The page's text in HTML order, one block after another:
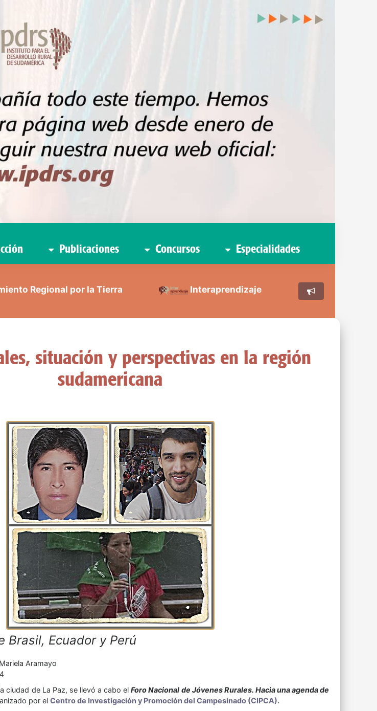
Publicaciones Concursos Especialidades
Regional por la Tierra Interaprendizaje
situación y perspectivas en la región
sudamericana
Brasil, Ecuador y Perú
Mariela Aramayo
ciudad de La Paz, se llevó a cabo elForo Nacional de Jóvenes Rurales. Hacia una agenda de
por el Centro de Investigación y Promoción del Campesinado (CIPCA).